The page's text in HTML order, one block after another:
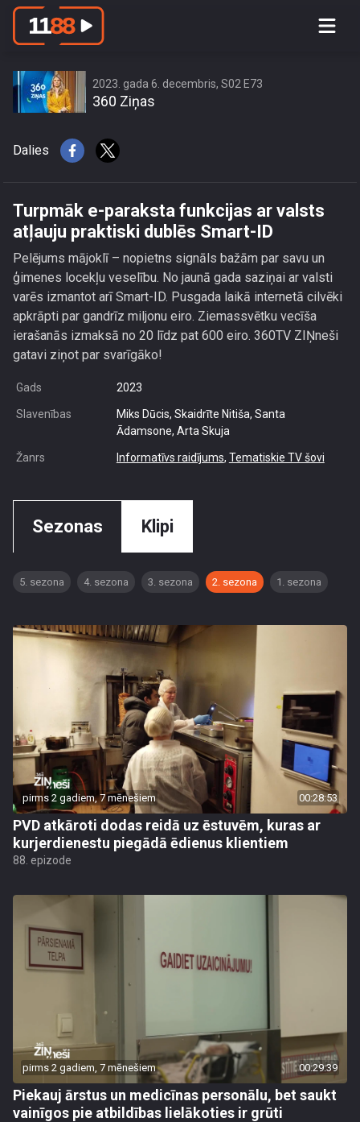
Turpmāk e-paraksta funkcijas ar valsts
2023. gada 6. decembris, S02 E73
360 Ziņas
Dalies
Turpmāk e-paraksta funkcijas ar valsts
atļauju praktiski dublēs Smart-ID
Pelējums mājoklī – nopietns signāls bažām par savu un
ģimenes locekļu veselību. No jaunā gada saziņai ar valsti
varēs izmantot arī Smart-ID. Pusgada laikā internetā cilvēki
apkrāpti par gandrīz miljonu eiro. Ziemassvētku vecīša
ierašanās izmaksā no 20 līdz pat 600 eiro. 360TV ZIŅneši
gatavi ziņot par svarīgāko!
Gads 2023
Slavenības
Miks Dūcis, Skaidrīte Nitiša, Santa
Ādamsone, Arta Skuja
Žanrs Informatīvs raidījums, Tematiskie TV šovi
Sezonas Klipi
5. sezona 4. sezona 3. sezona 2. sezona 1. sezona
pirms 2 gadiem, 7 mēnešiem 00:28:53
PVD atkāroti dodas reidā uz ēstuvēm, kuras ar
kurjerdienestu piegādā ēdienus klientiem
88. epizode
pirms 2 gadiem, 7 mēnešiem 00:29:39
Piekauj ārstus un medicīnas personālu, bet saukt
vainīgos pie atbildības lielākoties ir grūti